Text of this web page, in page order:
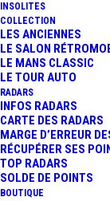
INSOLITES
COLLECTION
LES ANCIENNES
LE SALON
LE MANS CLASSIC
LE TOUR AUTO
RADARS
INFOS RADARS
CARTE DES RADARS
MARGE D’ERREUR
RÉCUPÉRER SES
TOP RADARS
SOLDE DE POINTS
BOUTIQUE